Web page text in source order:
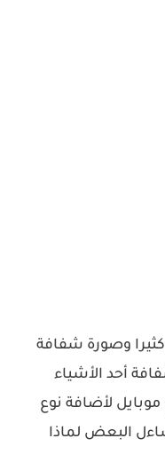
وصورة شفافة
أحد الأشياء
موبايل لأضافة نوع
البعض لماذا